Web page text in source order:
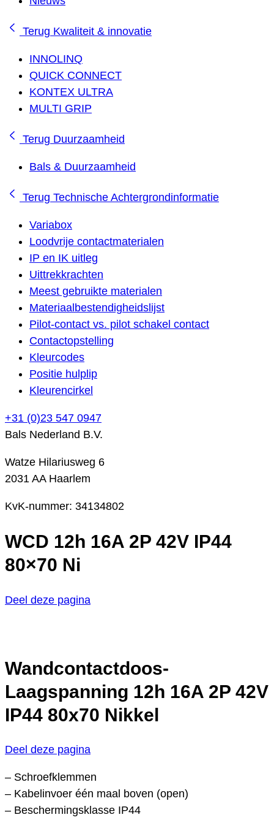
Terug Kwaliteit & innovatie
INNOLINQ
QUICK CONNECT
KONTEX ULTRA
MULTI GRIP
Terug Duurzaamheid
Bals & Duurzaamheid
Terug Technische Achtergrondinformatie
Variabox
Loodvrije contactmaterialen
IP en IK uitleg
Uittrekkrachten
Meest gebruikte materialen
Materiaalbestendigheidslijst
Pilot-contact vs. pilot schakel contact
Contactopstelling
Kleurcodes
Positie hulplip
Kleurencirkel
+31 (0)23 547 0947
Bals Nederland B.V.
Watze Hilariusweg 6
2031 AA Haarlem
KvK-nummer: 34134802
WCD 12h 16A 2P 42V IP44
80×70 Ni
Deel deze pagina
Wandcontactdoos-
Laagspanning 12h 16A 2P 42V
IP44 80x70 Nikkel
Deel deze pagina
– Schroefklemmen
– Kabelinvoer één maal boven (open)
– Beschermingsklasse IP44